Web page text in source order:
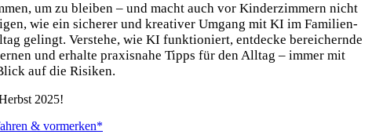
um zu bleiben – und macht auch vor Kinderzimmern nicht
wie ein sicherer und kreativer Umgang mit KI im Familien-
gelingt. Verstehe, wie KI funktioniert, entdecke bereichernde
und erhalte praxisnahe Tipps für den Alltag – immer mit
auf die Risiken.
2025!
& vormerken*